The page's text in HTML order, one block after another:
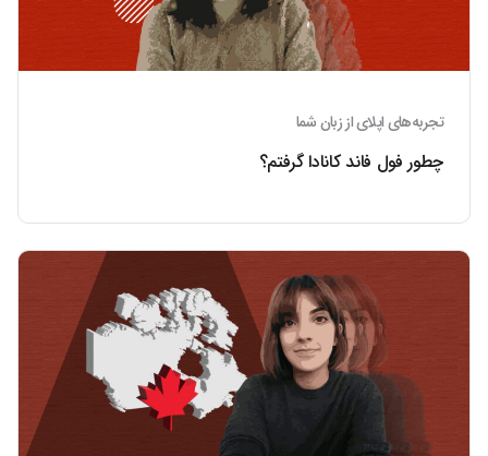
تجربه‌های اپلای از زبان شما
چطور فول فاند کانادا گرفتم؟